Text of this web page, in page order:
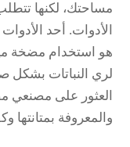
مساحتك، لكنها
الأدوات. أحد
هو استخدام مضخة
لري النباتات بشكل
العثور على مصنعي
والمعروفة بمتانتها